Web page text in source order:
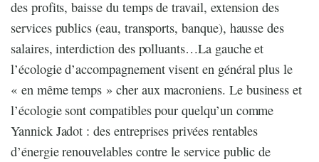
des profits, baisse du temps de travail, extension des
services publics (eau, transports, banque), hausse des
salaires, interdiction des polluants…La gauche et
l’écologie d’accompagnement visent en général plus le
« en même temps » cher aux macroniens. Le business et
l’écologie sont compatibles pour quelqu’un comme
Yannick Jadot : des entreprises privées rentables
d’énergie renouvelables contre le service public de